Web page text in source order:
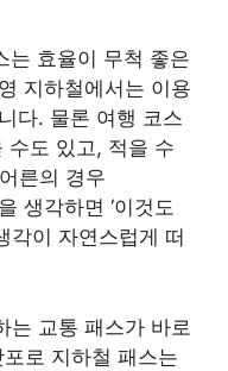
는 효율이 무척 좋은
지하철에서는 이용
다. 물론 여행 코스
수도 있고, 적을 수
른의 경우
생각하면 ‘이것도
각이 자연스럽게 떠
는 교통 패스가 바로
포로 지하철 패스는